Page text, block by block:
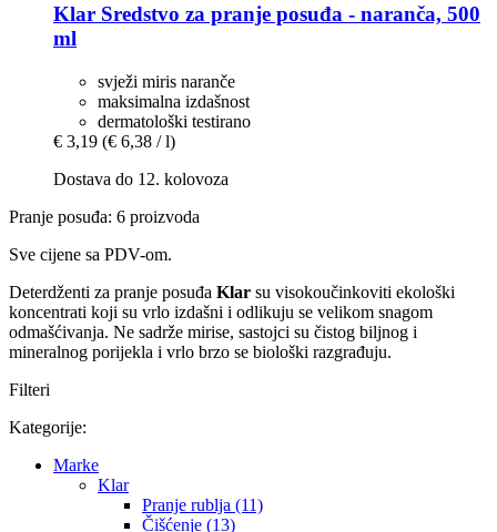
Klar Sredstvo za pranje posuđa -​ naranča, 500
ml
svježi miris naranče
maksimalna izdašnost
dermatološki testirano
€ 3,19 (€ 6,38 / l)
Dostava do 12. kolovoza
Pranje posuđa: 6 proizvoda
Sve cijene sa PDV-om.
Deterdženti za pranje posuđa Klar su visokoučinkoviti ekološki
koncentrati koji su vrlo izdašni i odlikuju se velikom snagom
odmašćivanja. Ne sadrže mirise, sastojci su čistog biljnog i
mineralnog porijekla i vrlo brzo se biološki razgrađuju.
Filteri
Kategorije:
Marke
Klar
Pranje rublja (11)
Čišćenje (13)